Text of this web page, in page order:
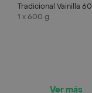
Tradicional Vainilla
g1 x 600 g
Ver más